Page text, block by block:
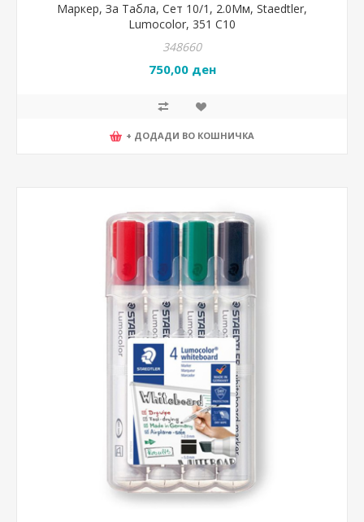
Маркер, За Табла, Сет 10/1, 2.0Мм, Staedtler,
Lumocolor, 351 C10
348660
750,00 ден
+ ДОДАДИ ВО КОШНИЧКА